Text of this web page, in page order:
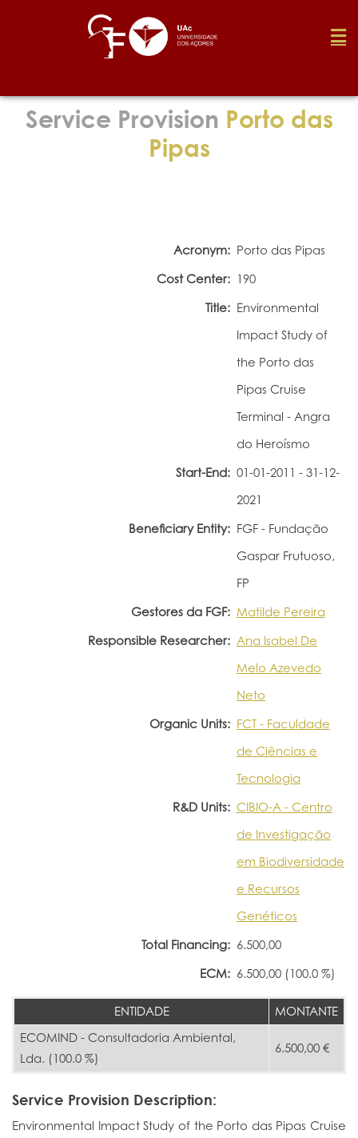
Foundation
Service Provision Porto das
Pipas
Acronym: Porto das Pipas
Cost Center: 190
Title: Environmental
Impact Study of
the Porto das
Pipas Cruise
Terminal - Angra
do Heroísmo
Start-End: 01-01-2011 - 31-12-
2021
Beneficiary Entity: FGF - Fundação
Gaspar Frutuoso,
FP
Gestores da FGF: Matilde Pereira
Responsible Researcher: Ana Isabel De
Melo Azevedo
Neto
Organic Units: FCT - Faculdade
de Ciências e
Tecnologia
R&D Units: CIBIO-A - Centro
de Investigação
em Biodiversidade
e Recursos
Genéticos
Total Financing: 6.500,00
ECM: 6.500,00 (100.0 %)
ENTIDADE
MONTANTE
ECOMIND - Consultadoria Ambiental,
Lda. (100.0 %)
6.500,00 €
Service Provision Description:
Environmental Impact Study of the Porto das Pipas Cruise